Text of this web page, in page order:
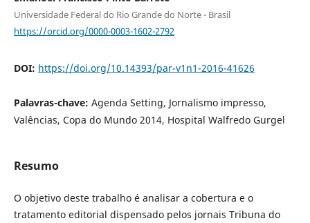
Universidade Federal do Rio Grande do Norte - Brasil
https://orcid.org/0000-0003-1602-2792
DOI: https://doi.org/10.14393/par-v1n1-2016-41626
Palavras-chave: Agenda Setting, Jornalismo impresso,
Valências, Copa do Mundo 2014, Hospital Walfredo Gurgel
Resumo
O objetivo deste trabalho é analisar a cobertura e o
tratamento editorial dispensado pelos jornais Tribuna do